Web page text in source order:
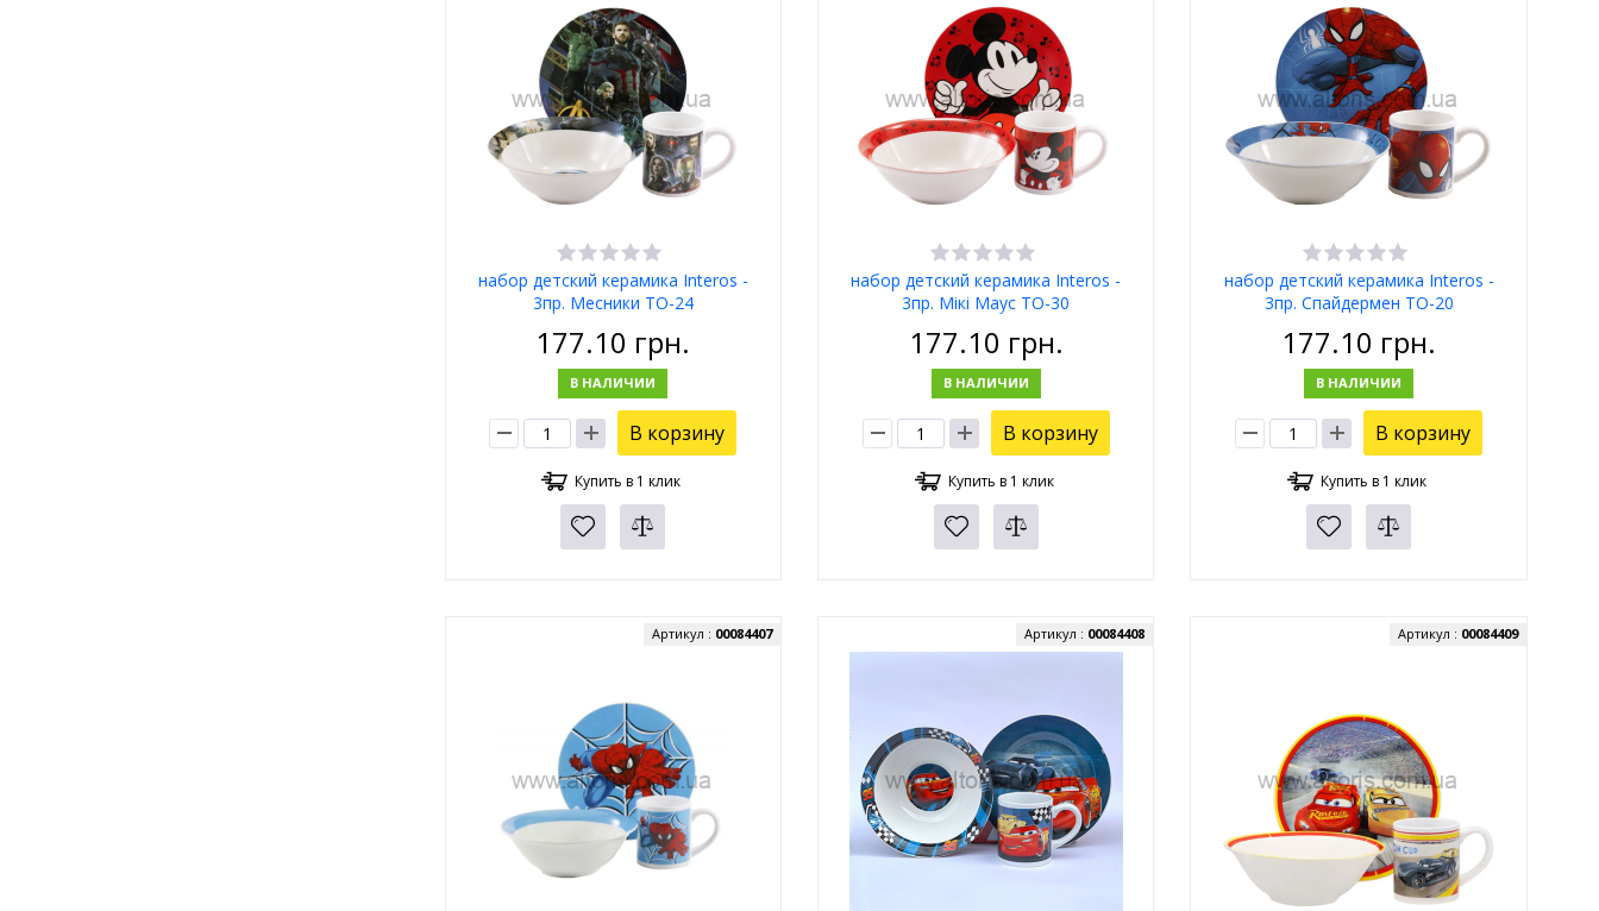
набор детский керамика Interos -
3пр. Месники TO-24
177.10 грн.
В НАЛИЧИИ
В корзину
Купить в 1 клик
набор детский керамика Interos -
3пр. Мікі Маус ТО-30
177.10 грн.
В НАЛИЧИИ
В корзину
Купить в 1 клик
набор детский керамика Interos -
3пр. Спайдермен TO-20
177.10 грн.
В НАЛИЧИИ
В корзину
Купить в 1 клик
Артикул : 00084407 Артикул : 00084408 Артикул : 00084409